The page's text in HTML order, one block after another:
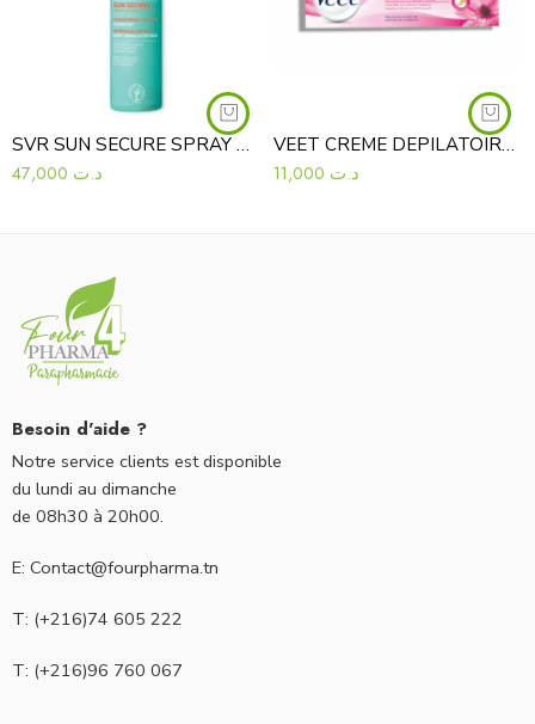
SVR SUN SECURE SPRAY APRÉS SOLEIL 200ML
د.ت
VEET CREME DEPILATOIRE PEAUX NORMALES SILK & FRESH
د.ت
Besoin d'aide ?
Notre service clients est disponible
du lundi au dimanche
de 08h30 à 20h00.
E: Contact@fourpharma.tn
T: (+216)74 605 222
T: (+216)96 760 067